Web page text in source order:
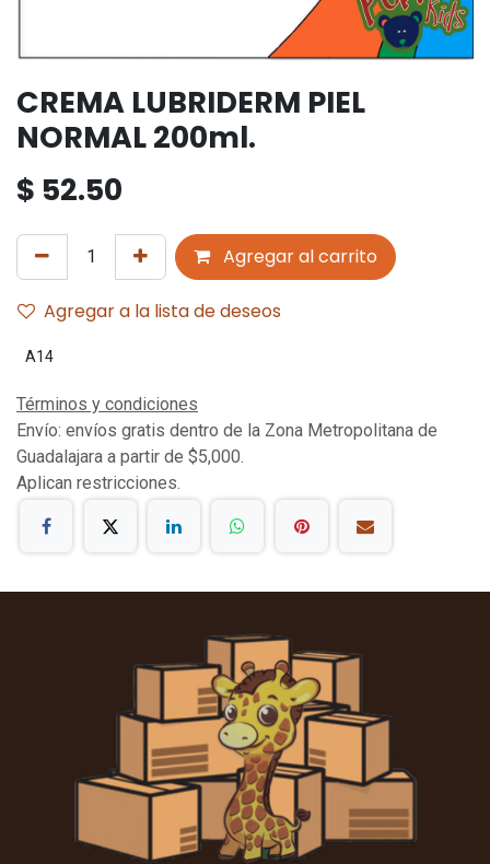
CREMA LUBRIDERM PIEL
NORMAL 200ml.
$ 52.50
Agregar al carrito
Agregar a la lista de deseos
A14
Términos y condiciones
Envío: envíos gratis dentro de la Zona Metropolitana de
Guadalajara a partir de $5,000.
Aplican restricciones.